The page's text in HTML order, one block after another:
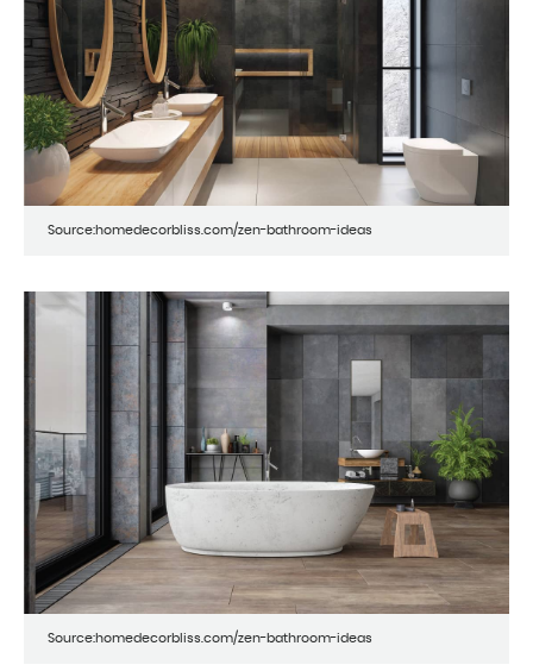
Source:homedecorbliss.com/zen-bathroom-ideas
Source:homedecorbliss.com/zen-bathroom-ideas